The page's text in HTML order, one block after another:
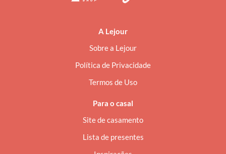
Para o casal
Site de casamento
Lista de presentes
A Lejour
Sobre a Lejour
Política de Privacidade
Termos de Uso